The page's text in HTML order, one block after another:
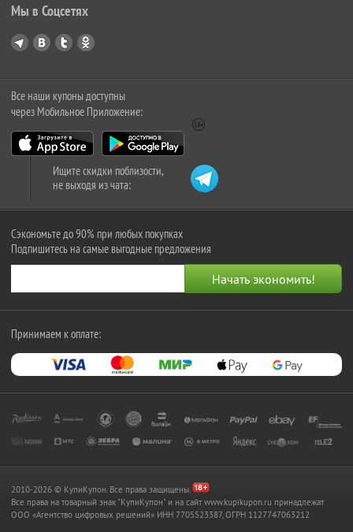
Мы в Соцсетях
Все наши купоны доступны
через Мобильное Приложение:
Ищите скидки поблизости,
не выходя из чата:
Сэкономьте до 90% при любых покупках
Подпишитесь на самые выгодные предложения
Принимаем к оплате:
2010-2026 © КупиКупон. Все права защищены.
Все права на товарный знак "КупиКупон" и на сайт www.kupikupon.ru принадлежат
OOO «Агентство цифровых решений» ИНН 7705523387, ОГРН 1127747063212